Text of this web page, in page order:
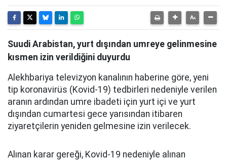
Suudi Arabistan, yurt dışından umreye gelinmesine
kısmen izin verildiğini duyurdu
Alekhbariya televizyon kanalının haberine göre, yeni
tip koronavirüs (Kovid-19) tedbirleri nedeniyle verilen
aranın ardından umre ibadeti için yurt içi ve yurt
dışından cumartesi gece yarısından itibaren
ziyaretçilerin yeniden gelmesine izin verilecek.
Alınan karar gereği, Kovid-19 nedeniyle alınan